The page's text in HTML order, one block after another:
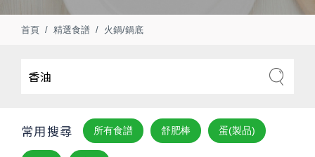
首頁 精選食譜 火鍋/鍋底
常用搜尋 所有食譜 舒肥棒 蛋(製品)